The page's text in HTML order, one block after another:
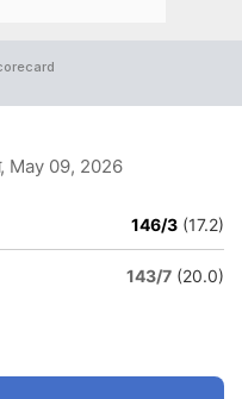
, May 09, 2026
146/3 (17.2)
143/7 (20.0)